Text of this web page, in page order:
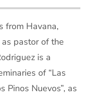
from Havana,
pastor of the
is a
of “Las
Pinos Nuevos”, as